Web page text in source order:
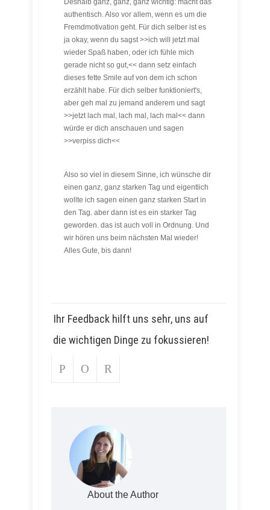
Deshalb ganz, ganz, ganz wichtig: macht das
authentisch. Also vor allem, wenn es um die
Fremdmotivation geht. Für dich selber ist es
ja okay, wenn du sagst >>ich will jetzt mal
wieder Spaß haben, oder ich fühle mich
gerade nicht so gut,<< dann setz einfach
dieses fette Smile auf von dem ich schon
erzählt habe. Für dich selber funktioniert's,
aber geh mal zu jemand anderem und sagt
>>jetzt lach mal, lach mal, lach mal<< dann
würde er dich anschauen und sagen
>>verpiss dich<<
Also so viel in diesem Sinne, ich wünsche dir
einen ganz, ganz starken Tag und eigentlich
wollte ich sagen einen ganz starken Start in
den Tag. aber dann ist es ein starker Tag
geworden. das ist auch voll in Ordnung. Und
wir hören uns beim nächsten Mal wieder!
Alles Gute, bis dann!
Ihr Feedback hilft uns sehr, uns auf
die wichtigen Dinge zu fokussieren!
About the Author